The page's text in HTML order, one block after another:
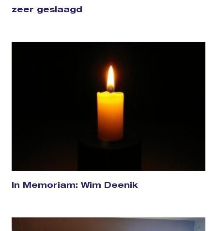
zeer geslaagd
In Memoriam: Wim Deenik